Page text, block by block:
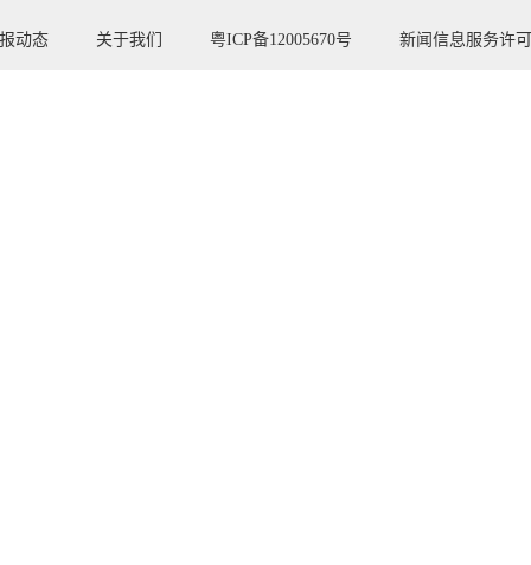
动态 关于我们 粤ICP备12005670号 新闻信息服务许